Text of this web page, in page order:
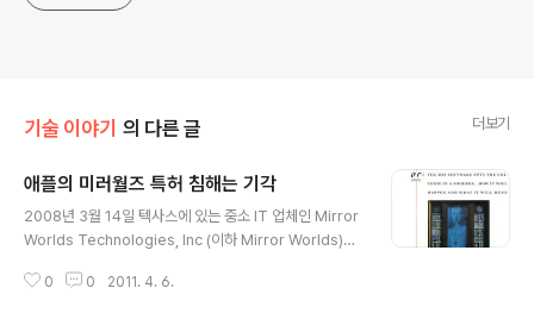
기술 이야기 의 다른 글 더보기
애플의 미러월즈 특허 침해는 기각
2008년 3월 14일 텍사스에 있는 중소 IT 업체인 Mirror
Worlds Technologies, Inc (이하 Mirror Worlds)는
를 침해했다고 소송을 제기했다. iPod과 iPhone, Mac P
0 0 2011. 4. 6.